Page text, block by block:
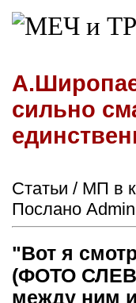
сильно
Статьи / МП в
Послано
"Вот я
(ФОТО
между ним